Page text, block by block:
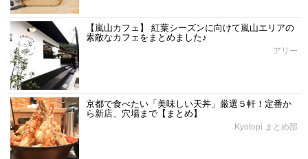
【嵐山カフェ】 紅葉シーズンに向けて嵐山エリアの
素敵なカフェをまとめました♪
アリー
京都で食べたい「美味しい天丼」厳選５軒！定番か
ら新店、穴場まで【まとめ】
Kyotopi まとめ部